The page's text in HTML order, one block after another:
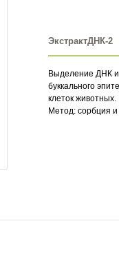
ЭкстрактДНК-2
Выделение ДНК
буккального
клеток животных.
Метод: сорбция